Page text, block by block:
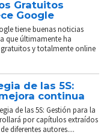
Gratuitos
Google
tiene buenas noticias
que últimamente ha
y totalmente online
de las 5S:
continua
de las 5S: Gestión para la
por capítulos extraídos
diferentes autores....